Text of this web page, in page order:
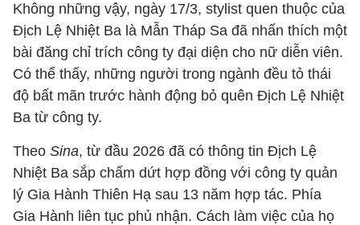
Không những vậy, ngày 17/3, stylist quen thuộc của
Địch Lệ Nhiệt Ba là Mẫn Tháp Sa đã nhấn thích một
bài đăng chỉ trích công ty đại diện cho nữ diễn viên.
Có thể thấy, những người trong ngành đều tỏ thái
độ bất mãn trước hành động bỏ quên Địch Lệ Nhiệt
Ba từ công ty.
Theo Sina, từ đầu 2026 đã có thông tin Địch Lệ
Nhiệt Ba sắp chấm dứt hợp đồng với công ty quản
lý Gia Hành Thiên Hạ sau 13 năm hợp tác. Phía
Gia Hành liên tục phủ nhận. Cách làm việc của họ